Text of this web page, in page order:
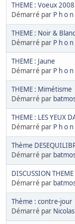
THEME : Voeux 2008
Démarré par P h o n
THEME : Noir & Blanc
Démarré par P h o n
THEME : Jaune
Démarré par P h o n
THEME : Mimétisme
Démarré par
THEME : LES YEUX
Démarré par P h o n
Thème
Démarré par
DISCUSSION
Démarré par
Thème : contre-jour
Démarré par